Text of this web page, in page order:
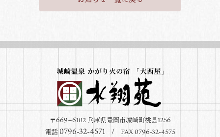
〒669−6102 兵庫県豊岡市城崎町桃島1256
電話 0796-32-4571/ FAX 0796-32-4575